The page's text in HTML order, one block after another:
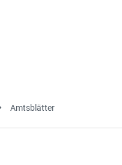
Amtsblätter